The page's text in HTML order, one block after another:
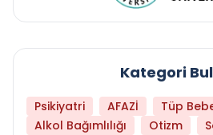
Kategori
Psikiyatri AFAZİ
Tüp
Alkol Bağımlılığı
Otizm